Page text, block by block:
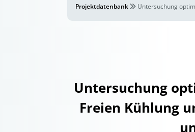
Projektdatenbank Untersuchung
Untersuchung
Freien Kühlung